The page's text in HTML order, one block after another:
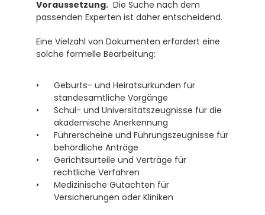
Voraussetzung.
  Die Suche nach dem
passenden Experten ist daher entscheidend.
Eine Vielzahl von Dokumenten erfordert eine
solche formelle Bearbeitung:
Geburts- und Heiratsurkunden für
standesamtliche Vorgänge
Schul- und Universitätszeugnisse für die
akademische Anerkennung
Führerscheine und Führungszeugnisse für
behördliche Anträge
Gerichtsurteile und Verträge für
rechtliche Verfahren
Medizinische Gutachten für
Versicherungen oder Kliniken